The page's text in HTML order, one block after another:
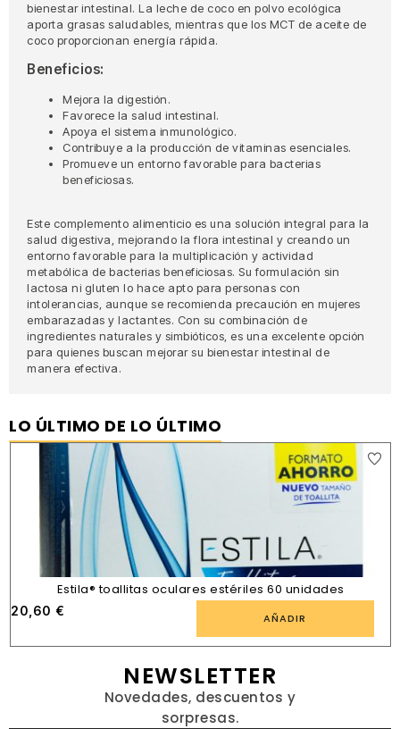
bienestar intestinal. La leche de coco en polvo ecológica
aporta grasas saludables, mientras que los MCT de aceite de
coco proporcionan energía rápida.
Beneficios:
Mejora la digestión.
Favorece la salud intestinal.
Apoya el sistema inmunológico.
Contribuye a la producción de vitaminas esenciales.
Promueve un entorno favorable para bacterias
beneficiosas.
Este complemento alimenticio es una solución integral para la
salud digestiva, mejorando la flora intestinal y creando un
entorno favorable para la multiplicación y actividad
metabólica de bacterias beneficiosas. Su formulación sin
lactosa ni gluten lo hace apto para personas con
intolerancias, aunque se recomienda precaución en mujeres
embarazadas y lactantes. Con su combinación de
ingredientes naturales y simbióticos, es una excelente opción
para quienes buscan mejorar su bienestar intestinal de
manera efectiva.
LO ÚLTIMO DE LO ÚLTIMO
Estila® toallitas oculares estériles 60 unidades
20,60 € AÑADIR
NEWSLETTER
Novedades, descuentos y
sorpresas.